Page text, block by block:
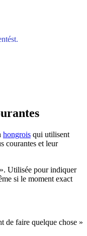
hongrois qui utilisent
courantes et leur
Utilisée pour indiquer
si le moment exact
de faire quelque chose »